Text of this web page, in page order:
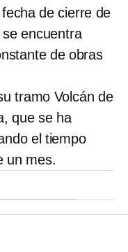
de cierre de
encuentra
de obras
tramo Volcán de
que se ha
el tiempo
un mes.